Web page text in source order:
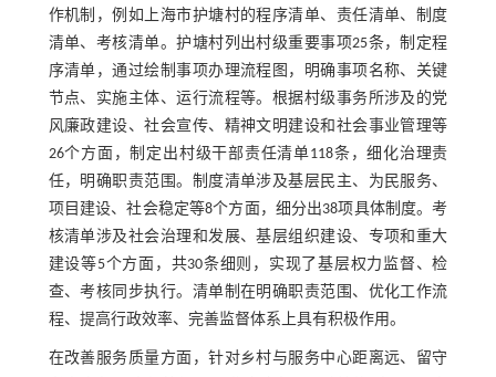
作机制，例如上海市护塘村的程序清单、责任清单、制度
清单、考核清单。护塘村列出村级重要事项25条，制定程
序清单，通过绘制事项办理流程图，明确事项名称、关键
节点、实施主体、运行流程等。根据村级事务所涉及的党
风廉政建设、社会宣传、精神文明建设和社会事业管理等
26个方面，制定出村级干部责任清单118条，细化治理责
任，明确职责范围。制度清单涉及基层民主、为民服务、
项目建设、社会稳定等8个方面，细分出38项具体制度。考
核清单涉及社会治理和发展、基层组织建设、专项和重大
建设等5个方面，共30条细则，实现了基层权力监督、检
查、考核同步执行。清单制在明确职责范围、优化工作流
程、提高行政效率、完善监督体系上具有积极作用。
在改善服务质量方面，针对乡村与服务中心距离远、留守